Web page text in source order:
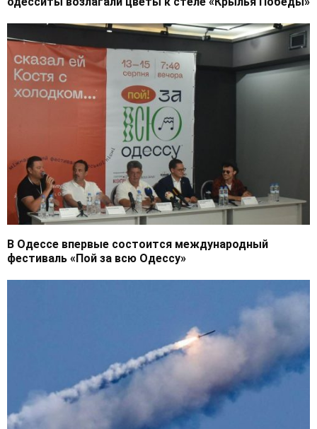
В Одессе впервые состоится международный
фестиваль «Пой за всю Одессу»